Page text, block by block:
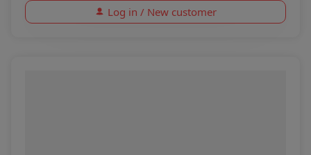
Log in / New customer